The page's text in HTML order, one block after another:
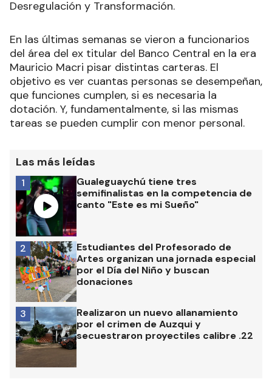
Desregulación y Transformación.
En las últimas semanas se vieron a funcionarios
del área del ex titular del Banco Central en la era
Mauricio Macri pisar distintas carteras. El
objetivo es ver cuantas personas se desempeñan,
que funciones cumplen, si es necesaria la
dotación. Y, fundamentalmente, si las mismas
tareas se pueden cumplir con menor personal.
Las más leídas
Gualeguaychú tiene tres
semifinalistas en la competencia de
canto "Este es mi Sueño"
1
Estudiantes del Profesorado de
Artes organizan una jornada especial
por el Día del Niño y buscan
donaciones
2
Realizaron un nuevo allanamiento
por el crimen de Auzqui y
secuestraron proyectiles calibre .22
3